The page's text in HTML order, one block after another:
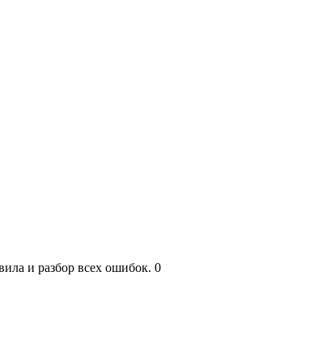
и разбор всех ошибок. 0